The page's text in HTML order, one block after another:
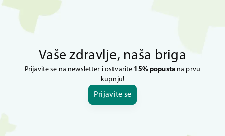
Vaše zdravlje, naša briga
Prijavite se na newsletter i ostvarite 15% popustana prvu
kupnju!
Prijavite se